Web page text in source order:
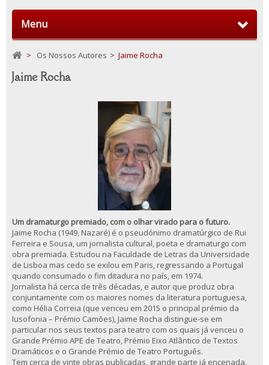
Menu
> Os Nossos Autores > Jaime Rocha
Jaime Rocha
Um dramaturgo premiado, com o olhar virado para o futuro.
Jaime Rocha (1949, Nazaré) é o pseudónimo dramatúrgico de Rui
Ferreira e Sousa, um jornalista cultural, poeta e dramaturgo com
obra premiada. Estudou na Faculdade de Letras da Universidade
de Lisboa mas cedo se exilou em Paris, regressando a Portugal
quando consumado o fim ditadura no país, em 1974.
Jornalista há cerca de três décadas, e autor que produz obra
conjuntamente com os maiores nomes da literatura portuguesa,
como Hélia Correia (que venceu em 2015 o principal prémio da
lusofonia – Prémio Camões), Jaime Rocha distingue-se em
particular nos seus textos para teatro com os quais já venceu o
Grande Prémio APE de Teatro, Prémio Eixo Atlântico de Textos
Dramáticos e o Grande Prémio de Teatro Português.
Tem cerca de vinte obras publicadas, grande parte já encenada.